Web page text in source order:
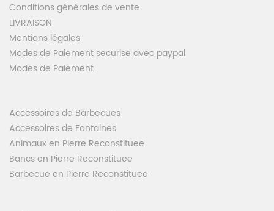
Conditions générales de vente
LIVRAISON
Mentions légales
Modes de Paiement securise avec paypal
Modes de Paiement
Accessoires de Barbecues
Accessoires de Fontaines
Animaux en Pierre Reconstituee
Bancs en Pierre Reconstituee
Barbecue en Pierre Reconstituee